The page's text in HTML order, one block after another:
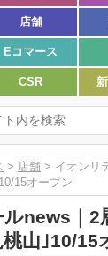
店舗
Eコマース
CSR
> 店舗 > イオンリ
15オープン
news｜2
山｣10/15